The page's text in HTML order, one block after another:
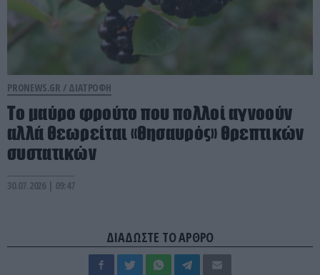
PRONEWS.GR / ΔΙΑΤΡΟΦΗ
Το μαύρο φρούτο που πολλοί αγνοούν
αλλά θεωρείται «θησαυρός» θρεπτικών
συστατικών
30.07.2026 | 09:47
ΔΙΑΔΩΣΤΕ ΤΟ ΑΡΘΡΟ